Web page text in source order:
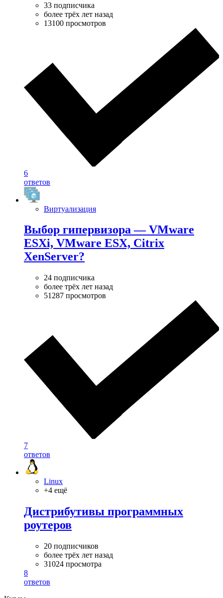
33 подписчика
более трёх лет назад
13100 просмотров
6
ответов
Виртуализация
Выбор гипервизора — VMware
ESXi, VMware ESX, Citrix
XenServer?
24 подписчика
более трёх лет назад
51287 просмотров
7
ответов
Linux
+4 ещё
Дистрибутивы программных
роутеров
20 подписчиков
более трёх лет назад
31024 просмотра
8
ответов